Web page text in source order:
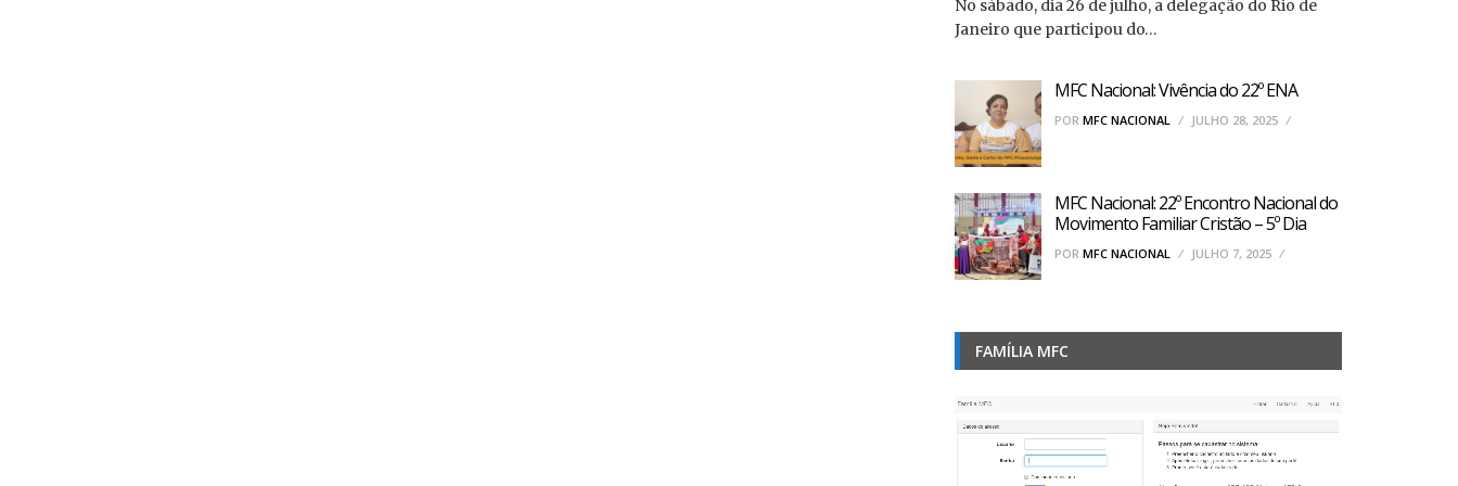
No sábado, dia 26 de julho, a delegação do Rio de
Janeiro que participou do…
MFC Nacional: Vivência do 22º ENA
POR MFC NACIONAL JULHO 28, 2025
MFC Nacional: 22º Encontro Nacional do
Movimento Familiar Cristão – 5º Dia
POR MFC NACIONAL JULHO 7, 2025
FAMÍLIA MFC